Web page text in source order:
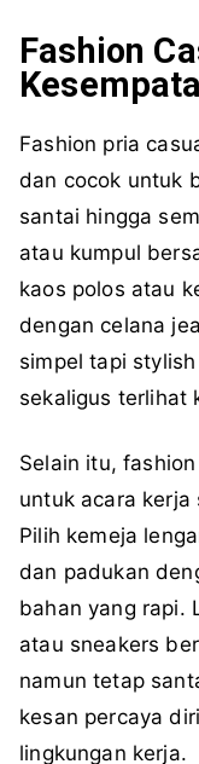
Fashion
Fashion pria
dan cocok untuk
santai hingga
atau kumpul
kaos polos atau
dengan celana
simpel tapi
sekaligus terlihat
Selain itu,
untuk acara
Pilih kemeja
dan padukan
bahan yang rapi.
atau sneakers
namun tetap
kesan percaya
lingkungan kerja.